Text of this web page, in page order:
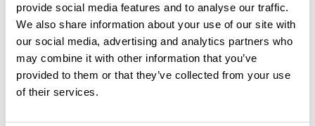
provide social media features and to analyse our traffic.
We also share information about your use of our site with
our social media, advertising and analytics partners who
may combine it with other information that you’ve
provided to them or that they’ve collected from your use
of their services.
Ajouter un avis
Découvrez ce parcours de vélo de 78,5 km à proximité de